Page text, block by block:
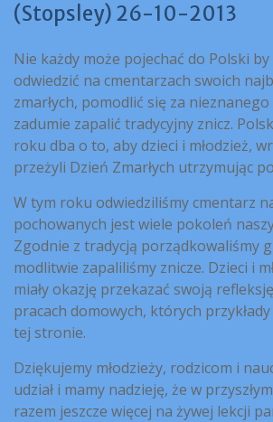
(Stopsley) 26-10-2013
Nie każdy może pojechać do Polski
odwiedzić na cmentarzach swoich
zmarłych, pomodlić się za nieznanego
zadumie zapalić tradycyjny znicz.
roku dba o to, aby dzieci i młodzież,
przeżyli Dzień Zmarłych utrzymując
W tym roku odwiedziliśmy cmentarz
pochowanych jest wiele pokoleń
Zgodnie z tradycją porządkowaliśmy
modlitwie zapaliliśmy znicze. Dzieci i
miały okazję przekazać swoją
pracach domowych, których
tej stronie.
Dziękujemy młodzieży, rodzicom i
udział i mamy nadzieję, że w
razem jeszcze więcej na żywej lekcji